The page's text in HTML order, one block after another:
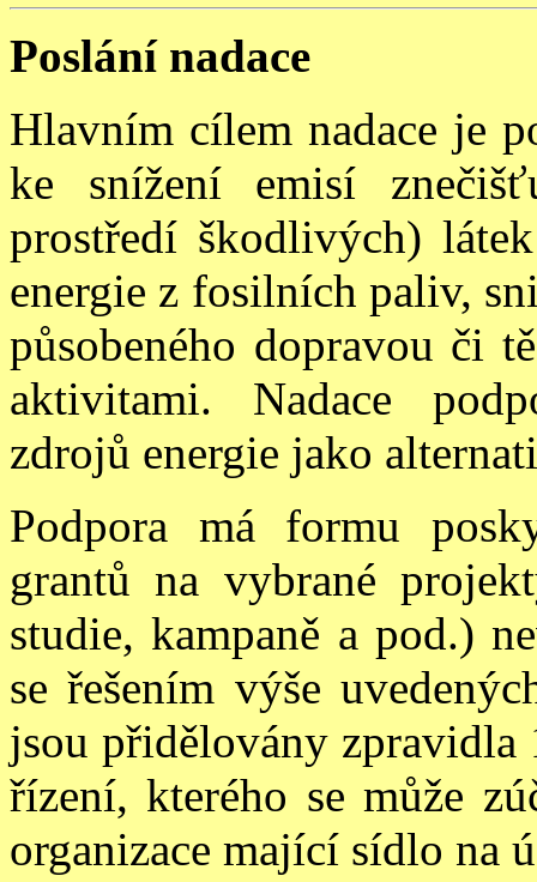
Poslání nadace
Hlavním cílem nadace je
ke snížení emisí
prostředí škodlivých)
energie z fosilních paliv,
působeného dopravou či
aktivitami. Nadace
zdrojů energie jako
Podpora má formu
grantů na vybrané
studie, kampaně a pod.)
se řešením výše
jsou přidělovány zpravidla
řízení, kterého se může
organizace mající sídlo na